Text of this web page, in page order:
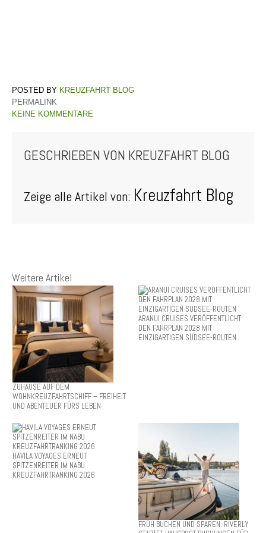
KREUZFAHRT BLOG
PERMALINK
KEINE KOMMENTARE
GESCHRIEBEN VON KREUZFAHRT BLOG
Zeige alle Artikel von: Kreuzfahrt Blog
Weitere Artikel
ZUHAUSE AUF DEM
WOHNKREUZFAHRTSCHIFF – FREIHEIT
UND ABENTEUER FÜRS LEBEN
ARANUI CRUISES VERÖFFENTLICHT
DEN FAHRPLAN 2028 MIT
EINZIGARTIGEN SÜDSEE-ROUTEN
HAVILA VOYAGES ERNEUT
SPITZENREITER IM NABU
KREUZFAHRTRANKING 2026
FRÜH BUCHEN UND SPAREN: RIVERLY